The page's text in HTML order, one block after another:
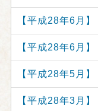
【平成28年6月
【平成28年6月
【平成28年5月
【平成28年3月